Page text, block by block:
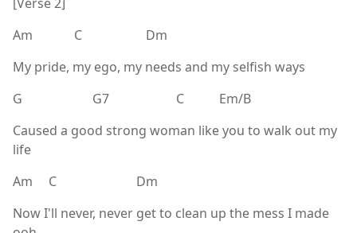
Am C Dm
My pride, my ego, my needs and my selfish ways
G G7 C Em/B
Caused a good strong woman like you to walk out my
life
Am C Dm
Now I'll never, never get to clean up the mess I made